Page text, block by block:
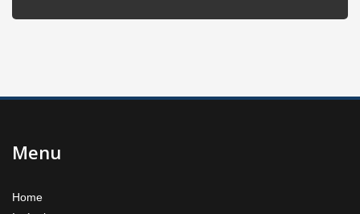
Menu
Home